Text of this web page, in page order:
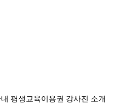
평생교육이용권 강사진 소개